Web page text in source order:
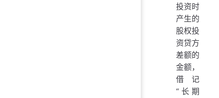
投资时
产生的
股权投
资贷方
差额的
金额，
借记
“长期